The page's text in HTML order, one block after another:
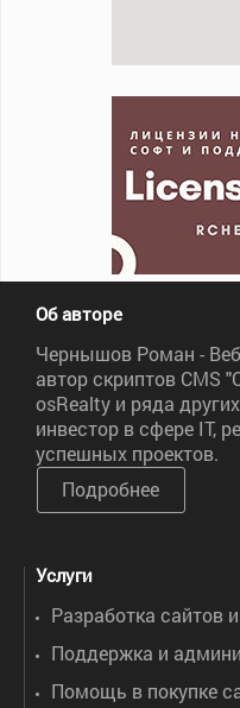
Об авторе
Чернышов Роман -
автор скриптов CMS
osRealty и ряда
инвестор в сфере IT,
успешных проектов.
Подробнее
Услуги
Разработка сайтов
Поддержка и
Помощь в покупке